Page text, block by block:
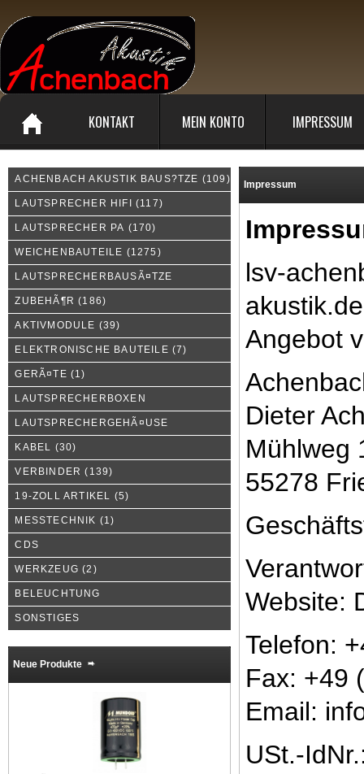
KONTAKT MEIN KONTO IMPRESSUM
ACHENBACH AKUSTIK BAUS?TZE (109)
LAUTSPRECHER HIFI (117)
LAUTSPRECHER PA (170)
WEICHENBAUTEILE (1275)
LAUTSPRECHERBAUSÃ¤TZE
ZUBEHÃ¶R (186)
AKTIVMODULE (39)
ELEKTRONISCHE BAUTEILE (7)
GERÃ¤TE (1)
LAUTSPRECHERBOXEN
LAUTSPRECHERGEHÃ¤USE
KABEL (30)
VERBINDER (139)
19-ZOLL ARTIKEL (5)
MESSTECHNIK (1)
CDS
WERKZEUG (2)
BELEUCHTUNG
SONSTIGES
Neue Produkte
Impressum
lsv-
Angebot
Dieter
Mühlweg
55278
Website:
Telefon:
Fax: +49
Email:
USt.-